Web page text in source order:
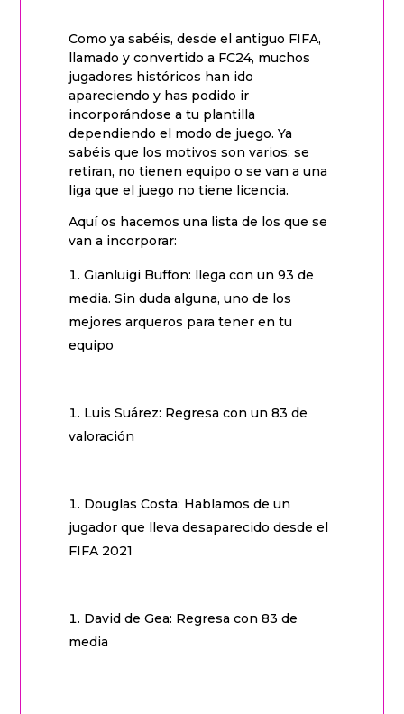
Como ya sabéis, desde el antiguo FIFA,
llamado y convertido a FC24, muchos
jugadores históricos han ido
apareciendo y has podido ir
incorporándose a tu plantilla
dependiendo el modo de juego. Ya
sabéis que los motivos son varios: se
retiran, no tienen equipo o se van a una
liga que el juego no tiene licencia.
Aquí os hacemos una lista de los que se
van a incorporar:
Gianluigi Buffon: llega con un 93 de
media. Sin duda alguna, uno de los
mejores arqueros para tener en tu
equipo
Luis Suárez: Regresa con un 83 de
valoración
Douglas Costa: Hablamos de un
jugador que lleva desaparecido desde el
FIFA 2021
David de Gea: Regresa con 83 de
media